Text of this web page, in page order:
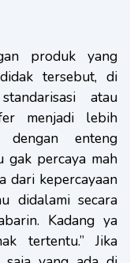
produk yang
tersebut, di
atau
menjadi lebih
enteng
gak percaya mah
dari kepercayaan
didalami secara
Kadang ya
tertentu.” Jika